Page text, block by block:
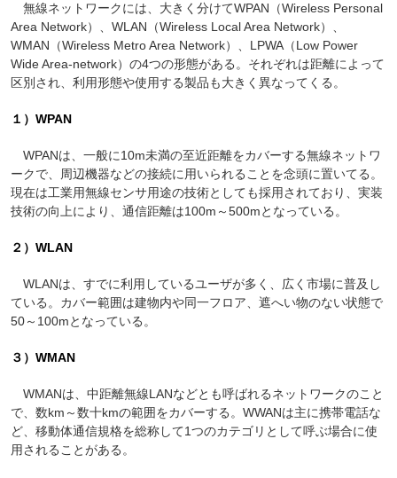
無線ネットワークには、大きく分けてWPAN（Wireless Personal
Area Network）、WLAN（Wireless Local Area Network）、
WMAN（Wireless Metro Area Network）、LPWA（Low Power
Wide Area-network）の4つの形態がある。それぞれは距離によって
区別され、利用形態や使用する製品も大きく異なってくる。
１）WPAN
WPANは、一般に10m未満の至近距離をカバーする無線ネットワ
ークで、周辺機器などの接続に用いられることを念頭に置いてる。
現在は工業用無線センサ用途の技術としても採用されており、実装
技術の向上により、通信距離は100m～500mとなっている。
２）WLAN
WLANは、すでに利用しているユーザが多く、広く市場に普及し
ている。カバー範囲は建物内や同一フロア、遮へい物のない状態で
50～100mとなっている。
３）WMAN
WMANは、中距離無線LANなどとも呼ばれるネットワークのこと
で、数km～数十kmの範囲をカバーする。WWANは主に携帯電話な
ど、移動体通信規格を総称して1つのカテゴリとして呼ぶ場合に使
用されることがある。